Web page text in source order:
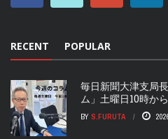
RECENT POPULAR
毎日新聞大津支局
ム」土曜日10時か
BY S.FURUTA